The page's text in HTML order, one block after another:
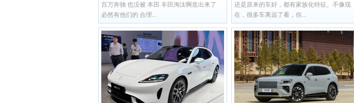
百万奔驰 也没被 本田 丰田淘汰啊造出来了
必然有他们的 合理...
还是原来的车好，都有家族化特征。不像现
在，很多车离远了看，你...